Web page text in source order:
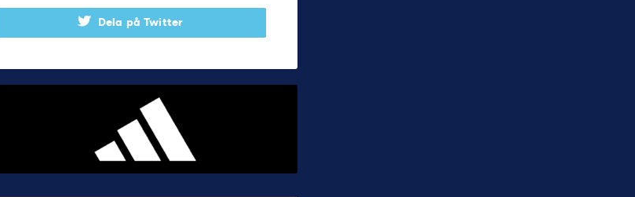
Dela på Twitter